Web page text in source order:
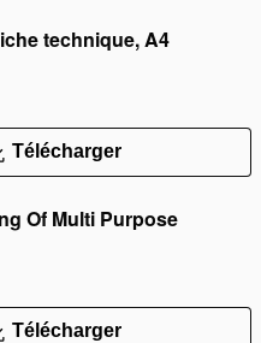
technique, A4
Télécharger
Of Multi Purpose
Télécharger